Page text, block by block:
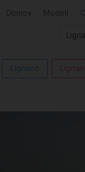
Domov Modeli
Lignano